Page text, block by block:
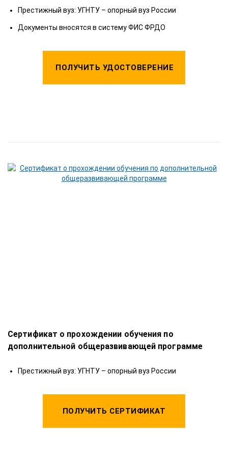
Престижный вуз: УГНТУ – опорный вуз России
Документы вносятся в систему ФИС ФРДО
ПОЛУЧИТЬ УДОСТОВЕРЕНИЕ
Сертификат о прохождении обучения по
дополнительной общеразвивающей программе
Престижный вуз: УГНТУ – опорный вуз России
ПОЛУЧИТЬ СЕРТИФИКАТ